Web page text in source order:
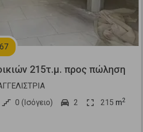
215τ.μ. προς πώληση
0 (Ισόγειο) 2 215 m2